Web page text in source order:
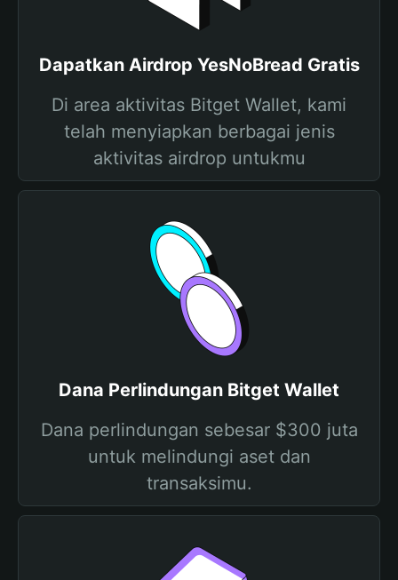
Dapatkan Airdrop YesNoBread Gratis
Di area aktivitas Bitget Wallet, kami
telah menyiapkan berbagai jenis
aktivitas airdrop untukmu
Dana Perlindungan Bitget Wallet
Dana perlindungan sebesar $300 juta
untuk melindungi aset dan
transaksimu.